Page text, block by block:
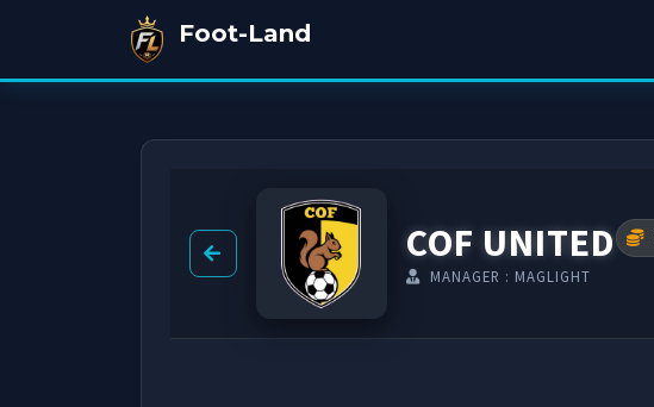
Foot-Land
COF UNITED
MANAGER : MAGLIGHT